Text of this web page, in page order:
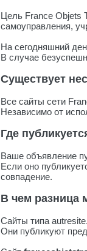
Цель France Objets
самоуправления,
На сегодняшний
В случае
Существует
Все сайты сети
Независимо от
Где
Ваше объявление
Если оно
совпадение.
В чем разница
Сайты типа
Они публикуют